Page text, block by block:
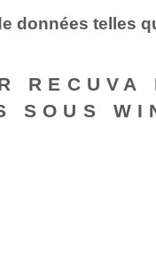
telles
SOUS